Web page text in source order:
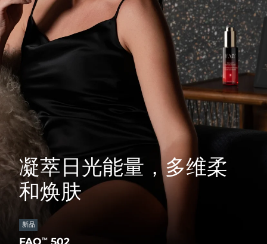
凝萃日光能量，多维柔
和焕肤
新品
™